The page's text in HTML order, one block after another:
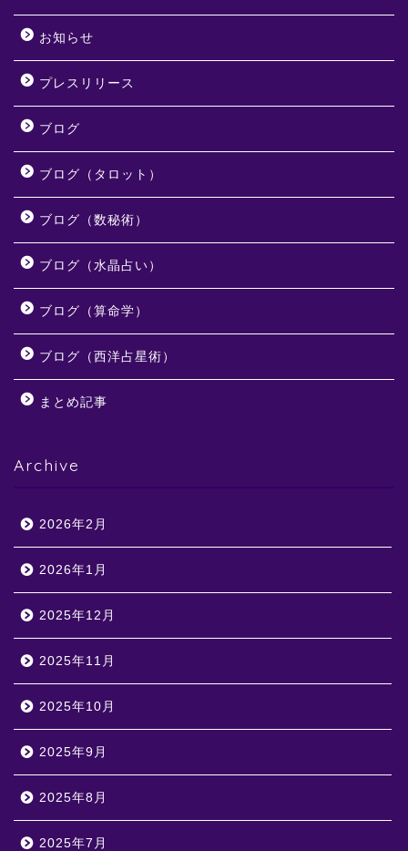
お知らせ
プレスリリース
ブログ
ブログ（タロット）
ブログ（数秘術）
ブログ（水晶占い）
ブログ（算命学）
ブログ（西洋占星術）
まとめ記事
Archive
2026年2月
2026年1月
2025年12月
2025年11月
2025年10月
2025年9月
2025年8月
2025年7月